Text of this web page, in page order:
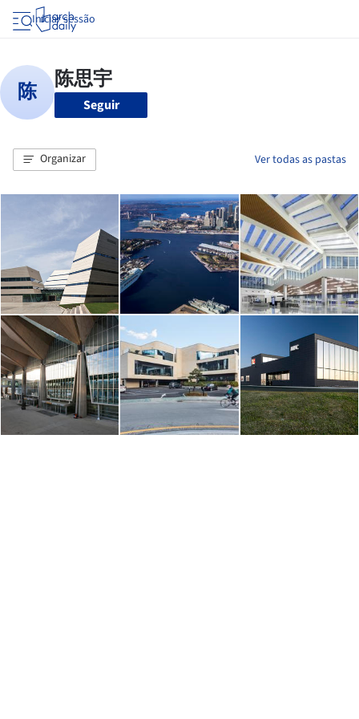
Iniciar sessão
Seguir
Organizar Ver todas as pastas